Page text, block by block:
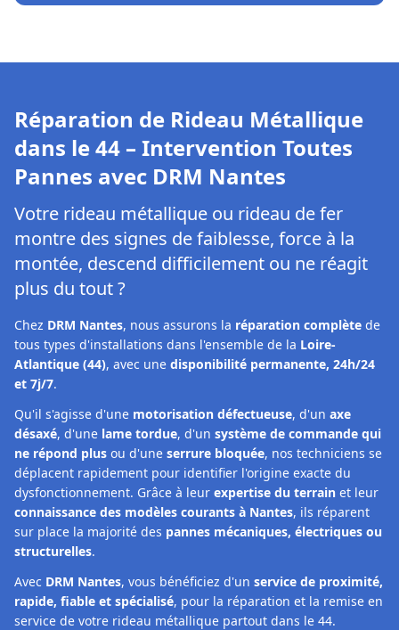
Réparation de Rideau Métallique
dans le 44 – Intervention Toutes
Pannes avec DRM Nantes
Votre rideau métallique ou rideau de fer
montre des signes de faiblesse, force à la
montée, descend difficilement ou ne réagit
plus du tout ?
Chez DRM Nantes, nous assurons la réparation complète de
tous types d'installations dans l'ensemble de la Loire-
Atlantique (44), avec une disponibilité permanente, 24h/24
et 7j/7.
Qu'il s'agisse d'une motorisation défectueuse, d'un axe
désaxé, d'une lame tordue, d'un système de commande qui
ne répond plus ou d'une serrure bloquée, nos techniciens se
déplacent rapidement pour identifier l'origine exacte du
dysfonctionnement. Grâce à leur expertise du terrain et leur
connaissance des modèles courants à Nantes, ils réparent
sur place la majorité des pannes mécaniques, électriques ou
structurelles.
Avec DRM Nantes, vous bénéficiez d'un service de proximité,
rapide, fiable et spécialisé, pour la réparation et la remise en
service de votre rideau métallique partout dans le 44.